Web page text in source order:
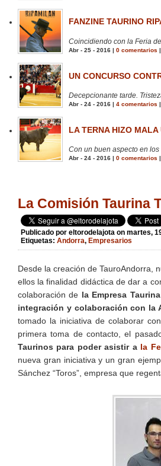
FANZINE TAURINO
Coincidiendo con la Feria
Abr - 25 - 2016 | 0 comentarios |
UN CONCURSO
Decepcionante tarde.
Abr - 24 - 2016 | 4 comentarios |
LA TERNA HIZO MALA
Con un buen aspecto en
Abr - 24 - 2016 | 0 comentarios
Publicado por eltorodelajota on martes,
Etiquetas: Andorra, Empresarios
Desde la creación de TauroAndorra,
ellos la finalidad didáctica de dar a
colaboración de la Empresa
integración y colaboración con la
tomado la iniciativa de colaborar
primera toma de contacto, el
Taurinos para poder asistir a la
nueva gran iniciativa y un gran
Sánchez “Toros”, empresa que